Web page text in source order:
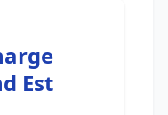
Est